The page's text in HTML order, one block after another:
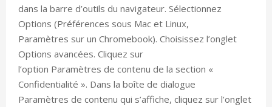
dans la barre d’outils du navigateur. Sélectionnez
Options (Préférences sous Mac et Linux,
Paramètres sur un Chromebook). Choisissez l’onglet
Options avancées. Cliquez sur
l’option Paramètres de contenu de la section «
Confidentialité ». Dans la boîte de dialogue
Paramètres de contenu qui s’affiche, cliquez sur l’onglet